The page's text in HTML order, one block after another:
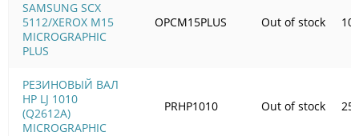
SAMSUNG SCX
5112/XEROX M15
MICROGRAPHIC
PLUS
РЕЗИНОВЫЙ ВАЛ
HP LJ 1010
(Q2612A)
MICROGRAPHIC
OPCM15PLUS Out of stock
PRHP1010 Out of stock